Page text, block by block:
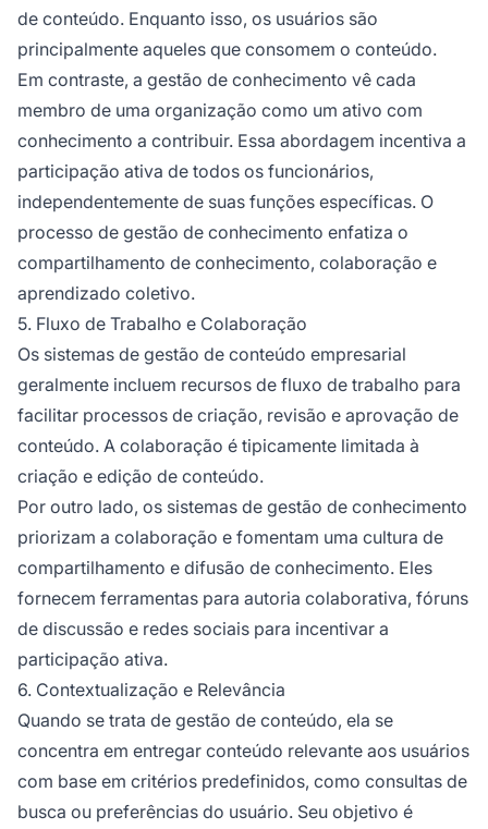
de conteúdo. Enquanto isso, os usuários são
principalmente aqueles que consomem o conteúdo.
Em contraste, a gestão de conhecimento vê cada
membro de uma organização como um ativo com
conhecimento a contribuir. Essa abordagem incentiva a
participação ativa de todos os funcionários,
independentemente de suas funções específicas. O
processo de gestão de conhecimento enfatiza o
compartilhamento de conhecimento, colaboração e
aprendizado coletivo.
5. Fluxo de Trabalho e Colaboração
Os sistemas de gestão de conteúdo empresarial
geralmente incluem recursos de fluxo de trabalho para
facilitar processos de criação, revisão e aprovação de
conteúdo. A colaboração é tipicamente limitada à
criação e edição de conteúdo.
Por outro lado, os sistemas de gestão de conhecimento
priorizam a colaboração e fomentam uma cultura de
compartilhamento e difusão de conhecimento. Eles
fornecem ferramentas para autoria colaborativa, fóruns
de discussão e redes sociais para incentivar a
participação ativa.
6. Contextualização e Relevância
Quando se trata de gestão de conteúdo, ela se
concentra em entregar conteúdo relevante aos usuários
com base em critérios predefinidos, como consultas de
busca ou preferências do usuário. Seu objetivo é